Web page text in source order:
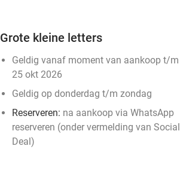
Grote kleine letters
Geldig vanaf moment van aankoop t/m
25 okt 2026
Geldig op donderdag t/m zondag
Reserveren: na aankoop via WhatsApp
reserveren (onder vermelding van Social
Deal)